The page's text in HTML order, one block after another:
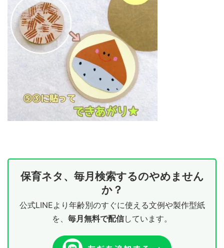
保育ネタ、毎月検索するのやめません
か？
公式LINEより年齢別のすぐに使える文例や製作型紙
を、 毎月無料で配信しています。